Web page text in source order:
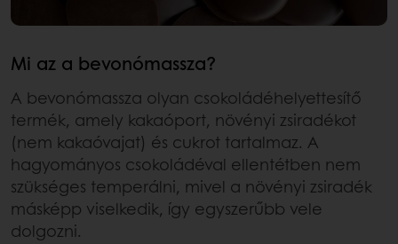
Mi az a bevonómassza?
A bevonómassza olyan csokoládéhelyettesítő
termék, amely kakaóport, növényi zsiradékot
(nem kakaóvajat) és cukrot tartalmaz. A
hagyományos csokoládéval ellentétben nem
szükséges temperálni, mivel a növényi zsiradék
másképp viselkedik, így egyszerűbb vele
dolgozni.